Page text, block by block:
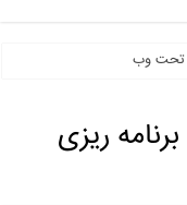
برنامه ریزی